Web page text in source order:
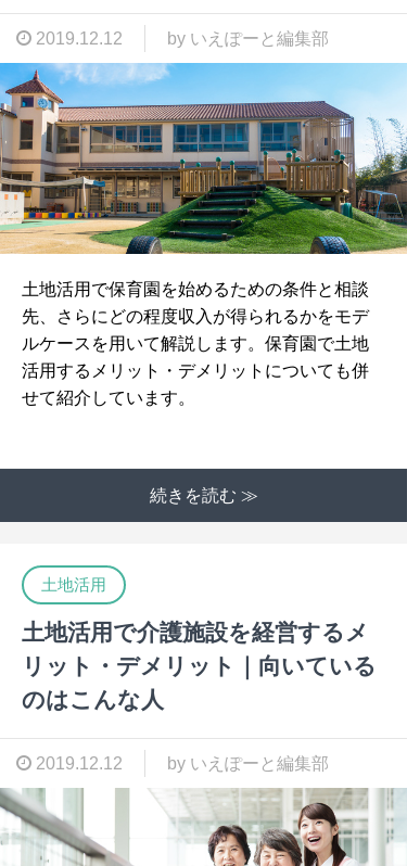
2019.12.12 by いえぽーと編集部
土地活用で保育園を始めるための条件と相談
先、さらにどの程度収入が得られるかをモデ
ルケースを用いて解説します。保育園で土地
活用するメリット・デメリットについても併
せて紹介しています。
続きを読む ≫
土地活用
土地活用で介護施設を経営するメ
リット・デメリット｜向いている
のはこんな人
2019.12.12 by いえぽーと編集部